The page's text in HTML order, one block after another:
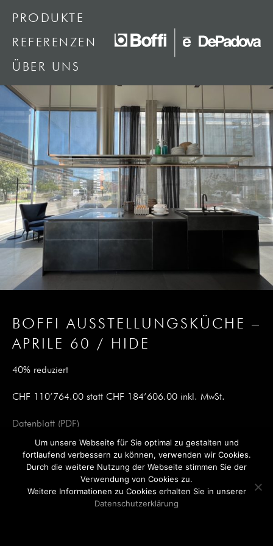
PRODUKTE
REFERENZEN
ÜBER UNS
BOFFI AUSSTELLUNGSKÜCHE –
APRILE 60 / HIDE
40% reduziert
CHF 110’764.00 statt CHF 184’606.00 inkl. MwSt.
Datenblatt (PDF)
Impressum
Um unsere Webseite für Sie optimal zu gestalten und
fortlaufend verbessern zu können, verwenden wir Cookies.
Durch die weitere Nutzung der Webseite stimmen Sie der
Verwendung von Cookies zu.
Weitere Informationen zu Cookies erhalten Sie in unserer
Datenschutzerklärung